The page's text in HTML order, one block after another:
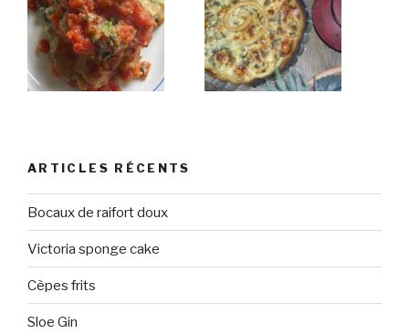
ARTICLES RÉCENTS
Bocaux de raifort doux
Victoria sponge cake
Cèpes frits
Sloe Gin